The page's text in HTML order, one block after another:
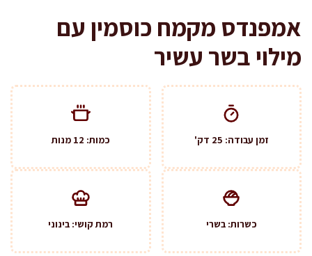
אמפנדס מקמח כוסמין עם
מילוי בשר עשיר
זמן עבודה: 25 דק' כמות: 12 מנות
כשרות: בשרי רמת קושי: בינוני